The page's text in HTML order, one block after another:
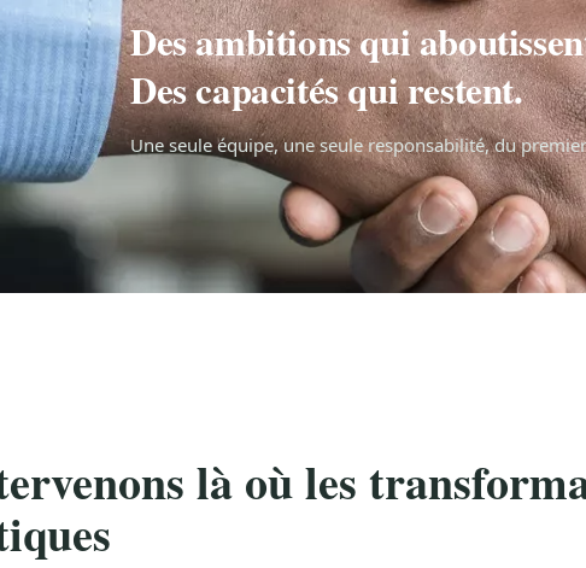
Des ambitions qui
Des capacités qui restent.
Une seule équipe, une seule responsabilité, du
là où les